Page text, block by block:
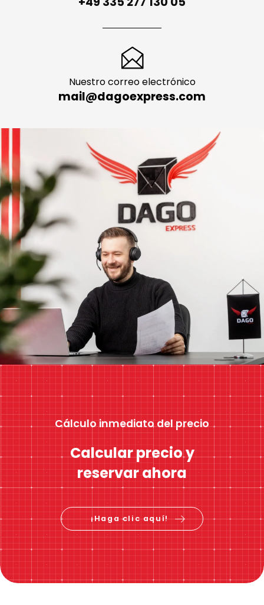
Nuestro correo electrónico
mail@dagoexpress.com
Cálculo inmediato del precio
Calcular precio y
reservar ahora
¡Haga clic aquí!